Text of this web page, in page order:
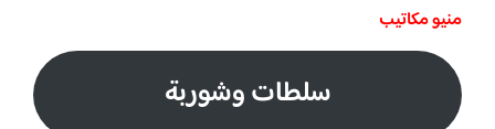
منيو مكاتيب
سلطات وشوربة